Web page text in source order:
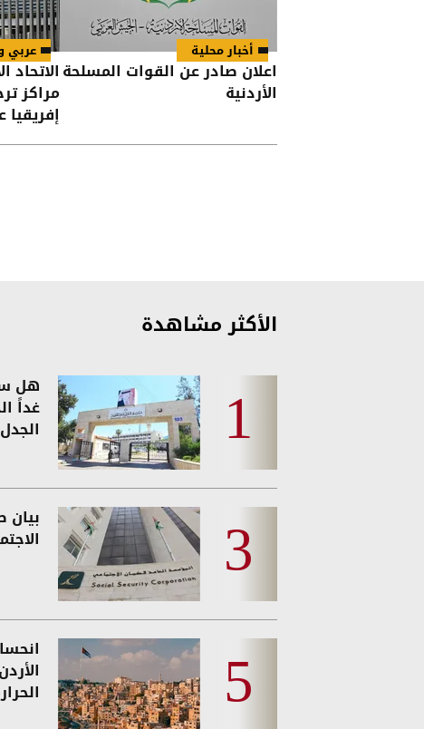
أخبار محلية
اعلان صادر عن القوات المسلحة
الأردنية
عربي
الاتحاد
مراكز
الأكثر مشاهدة
هل
غداً
بيان